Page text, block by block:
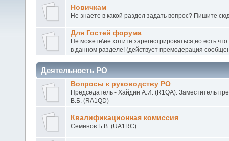
Новичкам
Не знаете в какой раздел задать вопрос? Пишите
Для Гостей форума
Не можете\не хотите зарегистрироваться,но есть
в данном разделе! (действует премодерация
Деятельность РО
Вопросы к руководству РО
Председатель - Хайдин А.И. (R1QA). Заместитель
В.Б. (RA1QD)
Квалификационная комиссия
Семёнов Б.В. (UA1RC)